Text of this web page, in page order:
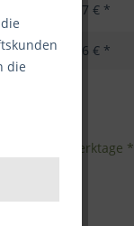
19,27 € *
18,96 € *
1-3 Werktage
die